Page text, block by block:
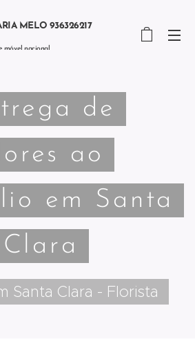
MELO 936326217
móvel nacional
de
ao
em Santa
Clara
Santa Clara - Florista